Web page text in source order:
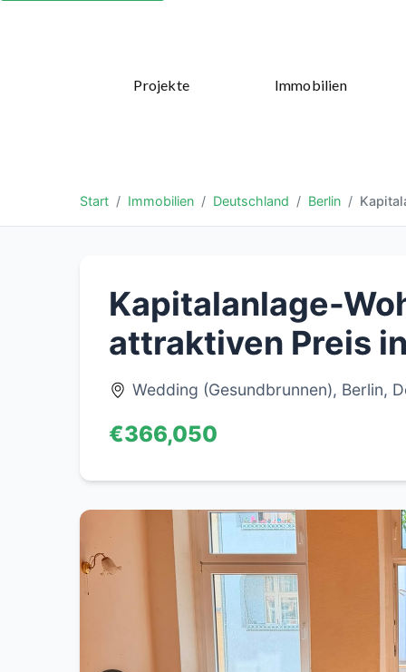
Projekte Immobilien
Start Immobilien Deutschland Berlin
Kapitalanlage-
attraktiven Preis
Wedding (Gesundbrunnen), Berlin,
€366,050